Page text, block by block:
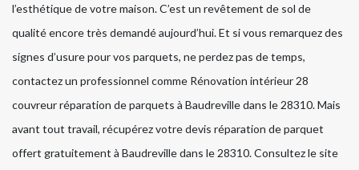
l’esthétique de votre maison. C’est un revêtement de sol de
qualité encore très demandé aujourd’hui. Et si vous remarquez des
signes d’usure pour vos parquets, ne perdez pas de temps,
contactez un professionnel comme Rénovation intérieur 28
couvreur réparation de parquets à Baudreville dans le 28310. Mais
avant tout travail, récupérez votre devis réparation de parquet
offert gratuitement à Baudreville dans le 28310. Consultez le site